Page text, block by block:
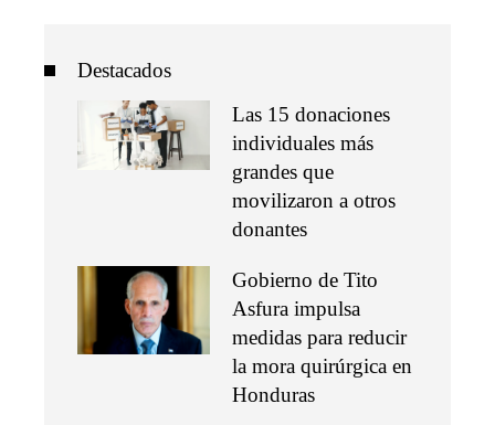
Destacados
Las 15 donaciones
individuales más
grandes que
movilizaron a otros
donantes
Gobierno de Tito
Asfura impulsa
medidas para reducir
la mora quirúrgica en
Honduras